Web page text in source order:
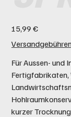
15,99 €
Für Aussen- und
Fertigfabrikaten,
kurzer